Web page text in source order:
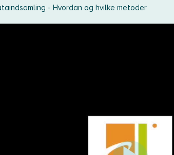
- Hvordan og hvilke metoder